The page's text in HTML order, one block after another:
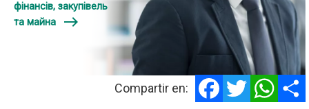
фінансів, закупівель
та майна
east
Compartir en:
Facebook
Twitter